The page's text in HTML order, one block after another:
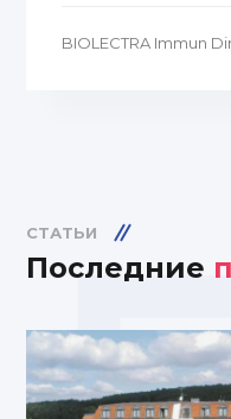
BIOLECTRA Immun
СТАТЬИ
Последние